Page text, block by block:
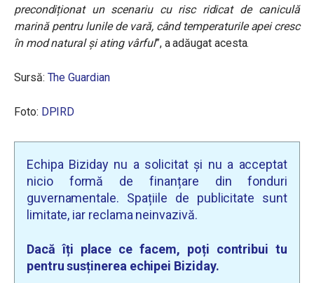
precondiționat un scenariu cu risc ridicat de caniculă
marină pentru lunile de vară, când temperaturile apei cresc
în mod natural și ating vârful”, a adăugat acesta.
Sursă: The Guardian
Foto: DPIRD
Echipa Biziday nu a solicitat și nu a acceptat
nicio formă de finanțare din fonduri
guvernamentale. Spațiile de publicitate sunt
limitate, iar reclama neinvazivă.
Dacă îți place ce facem, poți contribui tu
pentru susținerea echipei Biziday.